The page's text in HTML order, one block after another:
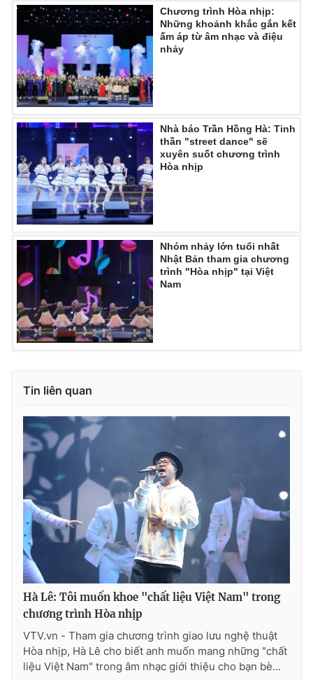
Chương trình Hòa nhịp:
Những khoảnh khắc gắn kết
ấm áp từ âm nhạc và điệu
nhảy
Nhà báo Trần Hồng Hà: Tinh
thần "street dance" sẽ
xuyên suốt chương trình
Hòa nhịp
Nhóm nhảy lớn tuổi nhất
Nhật Bản tham gia chương
trình "Hòa nhịp" tại Việt
Nam
Tin liên quan
Hà Lê: Tôi muốn khoe "chất liệu Việt Nam" trong
chương trình Hòa nhịp
VTV.vn - Tham gia chương trình giao lưu nghệ thuật
Hòa nhịp, Hà Lê cho biết anh muốn mang những "chất
liệu Việt Nam" trong âm nhạc giới thiệu cho bạn bè...